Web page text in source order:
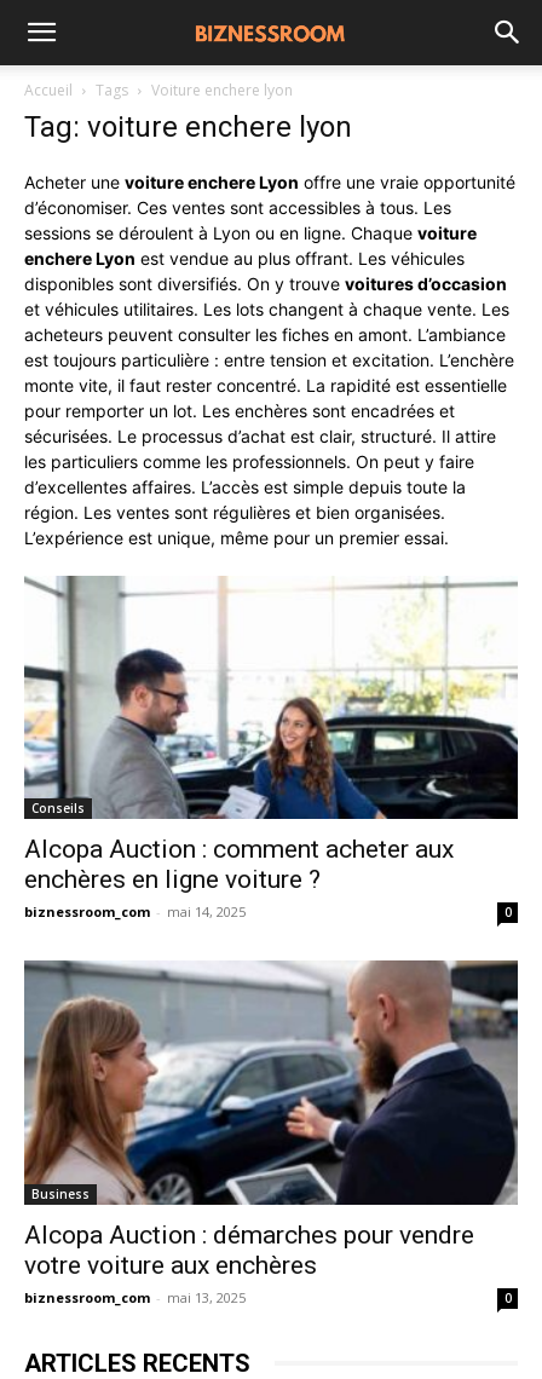
Accueil Tags Voiture enchere lyon
Tag: voiture enchere lyon
Acheter une voiture enchere Lyon offre une vraie opportunité
d’économiser. Ces ventes sont accessibles à tous. Les
sessions se déroulent à Lyon ou en ligne. Chaque voiture
enchere Lyon est vendue au plus offrant. Les véhicules
disponibles sont diversifiés. On y trouve voitures d’occasion
et véhicules utilitaires. Les lots changent à chaque vente. Les
acheteurs peuvent consulter les fiches en amont. L’ambiance
est toujours particulière : entre tension et excitation. L’enchère
monte vite, il faut rester concentré. La rapidité est essentielle
pour remporter un lot. Les enchères sont encadrées et
sécurisées. Le processus d’achat est clair, structuré. Il attire
les particuliers comme les professionnels. On peut y faire
d’excellentes affaires. L’accès est simple depuis toute la
région. Les ventes sont régulières et bien organisées.
L’expérience est unique, même pour un premier essai.
Conseils
Alcopa Auction : comment acheter aux
enchères en ligne voiture ?
biznessroom_com - mai 14, 2025 0
Business
Alcopa Auction : démarches pour vendre
votre voiture aux enchères
biznessroom_com - mai 13, 2025 0
ARTICLES RECENTS